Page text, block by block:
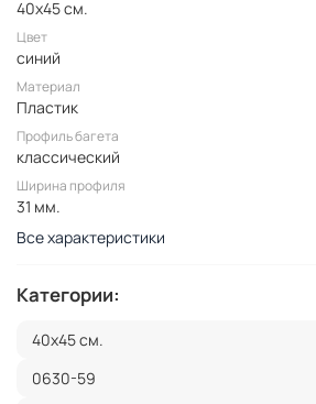
40x45 см.
Цвет
синий
Материал
Пластик
Профиль багета
классический
Ширина профиля
31 мм.
Все характеристики
Категории:
40x45 см.
0630-59